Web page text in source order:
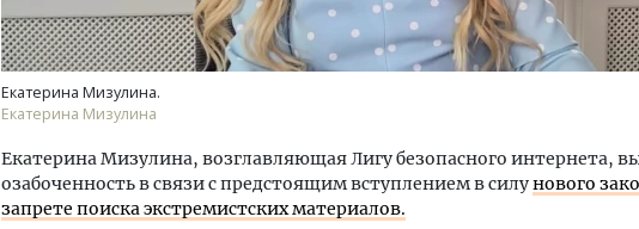
Екатерина Мизулина.
Екатерина Мизулина
Екатерина Мизулина, возглавляющая Лигу безопасного интернета,
озабоченность в связи с предстоящим вступлением в силунового
запрете поиска экстремистских материалов.
Генеральный директор компании
ЗИАС — об эстетике городов,
трендах в фасадах и развитии рынка
СТРОИТЕЛЬСТВО
земли. Мощение
плитами становится
стандартом